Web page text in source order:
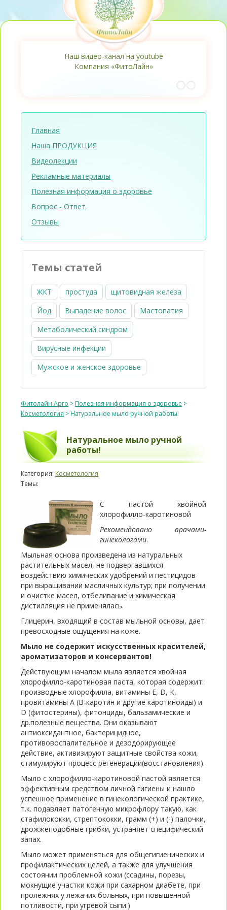
Наш видео-канал на youtube
Компания «ФитоЛайн»
Фитолайн Арго > Полезная информация о здоровье >
Косметология > Натуральное мыло ручной работы!
Натуральное мыло ручной
работы!
Категория: Косметология
Темы:
С пастой хвойной
хлорофилло-каротиновой
Рекомендовано врачами-
гинекологами.
Мыльная основа произведена из натуральных
растительных масел, не подвергавшихся
воздействию химических удобрений и пестицидов
при выращивании масличных культур; при получении
и очистке масел, отбеливание и химическая
дистилляция не применялась.
Глицерин, входящий в состав мыльной основы, дает
превосходные ощущения на коже.
Мыло не содержит искусственных красителей,
ароматизаторов и консервантов!
Действующим началом мыла является хвойная
хлорофилло-каротиновая паста, которая содержит:
производные хлорофилла, витамины Е, D, К,
провитамины А (B-каротин и другие каротиноиды) и
D (фитостерины), фитонциды, бальзамические и
др.полезные вещества. Они оказывают
антиоксидантное, бактерицидное,
противовоспалительное и дезодорирующее
действие, активизируют защитные свойства кожи,
стимулируют процесс регенерации(восстановления).
Мыло с хлорофилло-каротиновой пастой является
эффективным средством личной гигиены и нашло
успешное применение в гинекологической практике,
т.к. подавляет патогенную микрофлору такую, как
стафилококки, стрептококки, грамм (+) и (-) палочки,
дрожжеподобные грибки, устраняет специфический
запах.
Мыло может применяться для общегигиенических и
профилактических целей, а также для улучшения
состоянии проблемной кожи (ссадины, порезы,
мокнущие участки кожи при сахарном диабете, при
пролежнях у лежачих больных, при повышенной
потливости, при угревой сыпи.)
Главная
Наша ПРОДУКЦИЯ
Видеолекции
Рекламные материалы
Полезная информация о здоровье
Вопрос - Ответ
Отзывы
Темы статей
ЖКТ простуда
щитовидная железа
Йод
Выпадение волос
Мастопатия
Метаболический синдром
Вирусные инфекции
Мужское и женское здоровье